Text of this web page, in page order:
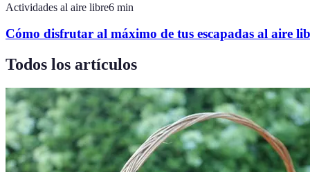
Actividades al aire libre6 min
Cómo disfrutar al máximo de tus escapadas al aire
Todos los artículos